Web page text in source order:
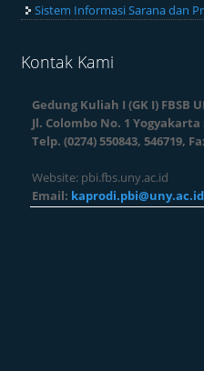
Sistem Informasi Sarana dan
Kontak Kami
Gedung Kuliah I (GK I) FBSB
Jl. Colombo No. 1 Yogyakarta
Telp. (0274) 550843, 546719,
Website: pbi.fbs.uny.ac.id
Email: kaprodi.pbi@uny.ac.id